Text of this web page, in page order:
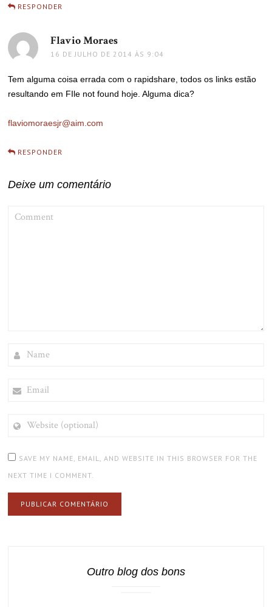
RESPONDER
Flavio Moraes
16 DE JULHO DE 2014 ÀS 9:04
Tem alguma coisa errada com o rapidshare, todos os links estão
resultando em FIle not found hoje. Alguma dica?
flaviomoraesjr@aim.com
RESPONDER
Deixe um comentário
(OPTIONAL)
SAVE MY NAME, EMAIL, AND WEBSITE IN THIS BROWSER FOR THE
NEXT TIME I COMMENT.
Outro blog dos bons